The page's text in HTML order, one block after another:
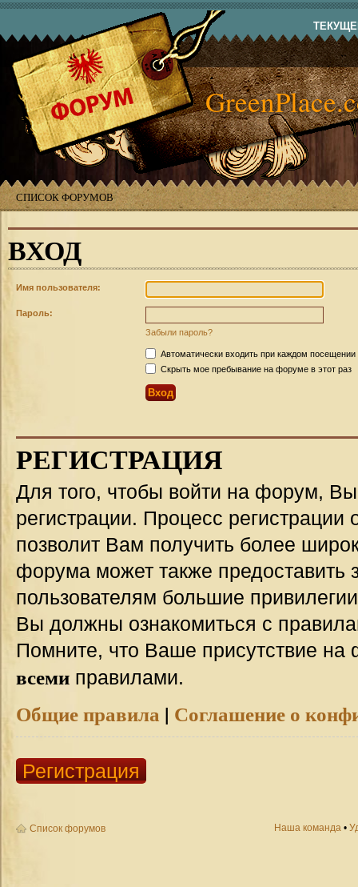
СПИСОК ФОРУМОВ
ВХОД
Имя пользователя:
Пароль:
Забыли пароль?
Автоматически входить при каждом посещении
Скрыть мое пребывание на форуме в этот раз
РЕГИСТРАЦИЯ
Для того, чтобы войти на форум,
регистрации. Процесс регистрации
позволит Вам получить более
форума может также предоставить
пользователям большие
Вы должны ознакомиться с
Помните, что Ваше присутствие на
всеми правилами.
Общие правила | Соглашение о
Регистрация
Список форумов Наша команда •